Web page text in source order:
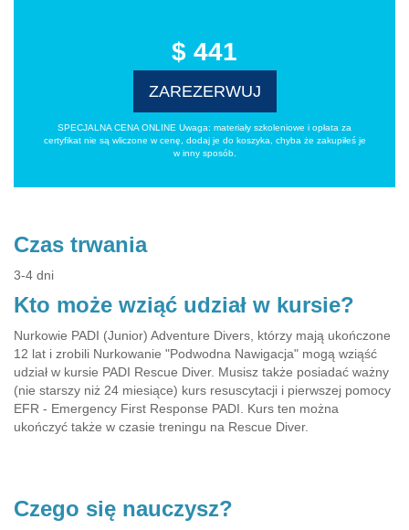
$ 441
ZAREZERWUJ
SPECJALNA CENA ONLINE Uwaga: materiały szkoleniowe i opłata za
certyfikat nie są wliczone w cenę, dodaj je do koszyka, chyba że zakupiłeś je
w inny sposób.
Czas trwania
3-4 dni
Kto może wziąć udział w kursie?
Nurkowie PADI (Junior) Adventure Divers, którzy mają ukończone
12 lat i zrobili Nurkowanie "Podwodna Nawigacja" mogą wziąść
udział w kursie PADI Rescue Diver. Musisz także posiadać ważny
(nie starszy niż 24 miesiące) kurs resuscytacji i pierwszej pomocy
EFR - Emergency First Response PADI. Kurs ten można
ukończyć także w czasie treningu na Rescue Diver.
Czego się nauczysz?